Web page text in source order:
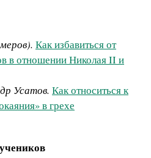
Как избавиться от
в отношении Николая II и
Усатов. Как относиться к
в грехе